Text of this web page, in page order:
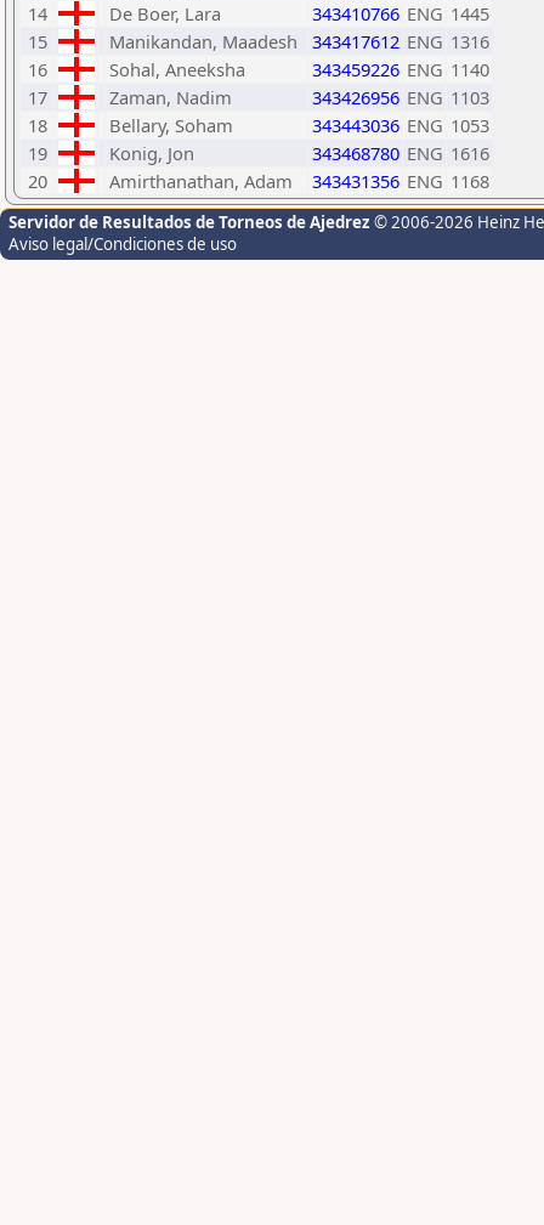
14
De Boer, Lara 343410766 ENG 1445
15
Manikandan, Maadesh 343417612 ENG 1316
16
Sohal, Aneeksha 343459226 ENG 1140
17
Zaman, Nadim 343426956 ENG 1103
18
Bellary, Soham 343443036 ENG 1053
19
Konig, Jon 343468780 ENG 1616
20
Amirthanathan, Adam 343431356 ENG 1168
Servidor de Resultados de Torneos de Ajedrez © 2006-2026 Heinz
Aviso legal/Condiciones de uso